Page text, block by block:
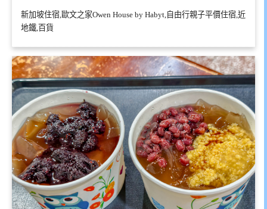
新加坡住宿,歐文之家Owen House by Habyt,自由行親子平價住宿,近
地鐵,百貨